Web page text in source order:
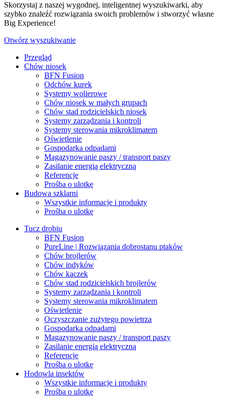
Skorzystaj z naszej wygodnej, inteligentnej wyszukiwarki, aby
szybko znaleźć rozwiązania swoich problemów i stworzyć własne
Big Experience!
Otwórz wyszukiwanie
Przegląd
Chów niosek
BFN Fusion
Odchów kurek
Systemy wolierowe
Chów niosek w małych grupach
Chów stad rodzicielskich niosek
Systemy zarządzania i kontroli
Systemy sterowania mikroklimatem
Oświetlenie
Gospodarka odpadami
Magazynowanie paszy / transport paszy
Zasilanie energią elektryczną
Referencje
Prośba o ulotkę
Budowa szklarni
Wszystkie informacje i produkty
Prośba o ulotkę
Tucz drobiu
BFN Fusion
PureLine | Rozwiązania dobrostanu ptaków
Chów brojlerów
Chów indyków
Chów kaczek
Chów stad rodzicielskich brojlerów
Systemy zarządzania i kontroli
Systemy sterowania mikroklimatem
Oświetlenie
Oczyszczanie zużytego powietrza
Gospodarka odpadami
Magazynowanie paszy / transport paszy
Zasilanie energią elektryczną
Referencje
Prośba o ulotkę
Hodowla insektów
Wszystkie informacje i produkty
Prośba o ulotkę